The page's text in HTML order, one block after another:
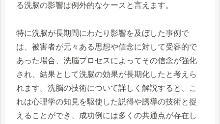
る洗脳の影響は例外的なケースと言えます。
特に洗脳が長期間にわたり影響を及ぼした事例で
は、被害者が元々ある思想や信念に対して受容的で
あった場合、洗脳プロセスによってその信念が強化
され、結果として洗脳の効果が長期化したと考えら
れます。洗脳の技術について詳しく解説すると、こ
れは心理学の知見を駆使した説得や誘導の技術と捉
えることができ、成功例には多くの共通点が存在し